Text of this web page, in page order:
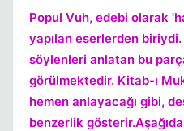
Popul Vuh, edebi olarak
yapılan eserlerden biriydi.
söylenleri anlatan bu
görülmektedir. Kitab-ı
hemen anlayacağı gibi,
benzerlik